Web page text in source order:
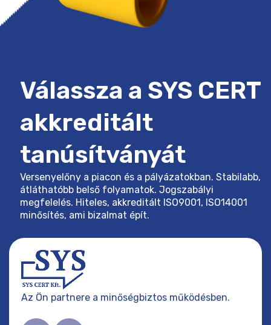
Válassza a SYS CERT
akkreditált
tanúsítványát
Versenyelőny a piacon és a pályázatokban. Stabilabb,
átláthatóbb belső folyamatok. Jogszabályi
megfelelés. Hiteles, akkreditált ISO9001, ISO14001
minősítés, ami bizalmat épít.
Az Ön partnere a minőségbiztos működésben.